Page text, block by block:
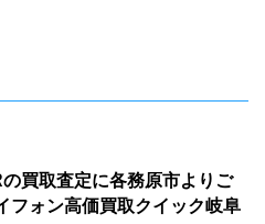
買取査定に各務原市よりご
フォン高価買取クイック岐阜